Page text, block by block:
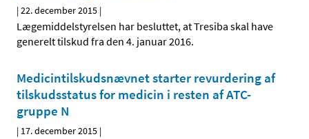
|22. december 2015 |
Lægemiddelstyrelsen har besluttet, at Tresiba skal have
generelt tilskud fra den 4. januar 2016.
Medicintilskudsnævnet starter revurdering af
tilskudsstatus for medicin i resten af ATC-
gruppe N
| 17. december 2015 |